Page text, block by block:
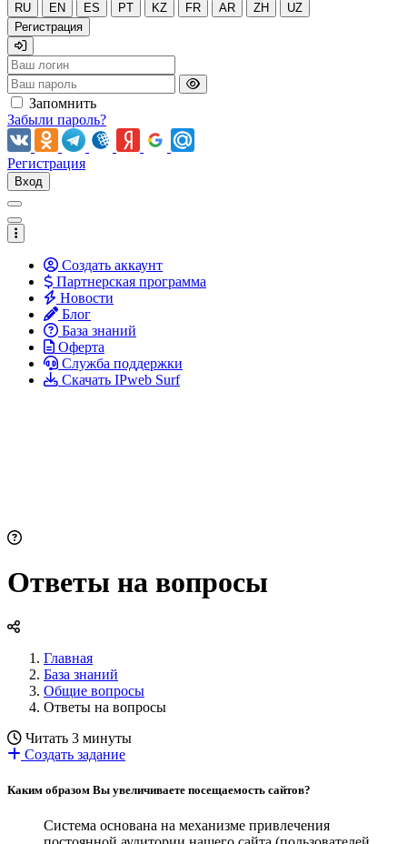
RU EN ES PT KZ FR AR ZH
UZ
Регистрация
Запомнить
Забыли пароль?
Регистрация
Вход
Создать аккаунт
Партнерская программа
Новости
Блог
База знаний
Оферта
Служба поддержки
Скачать IPweb Surf
Ответы на вопросы
Главная
База знаний
Общие вопросы
Ответы на вопросы
Читать 3 минуты
Создать задание
Каким образом Вы увеличиваете посещаемость сайтов?
Система основана на механизме привлечения